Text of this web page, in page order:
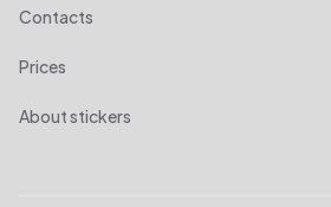
Contacts
Prices
About stickers